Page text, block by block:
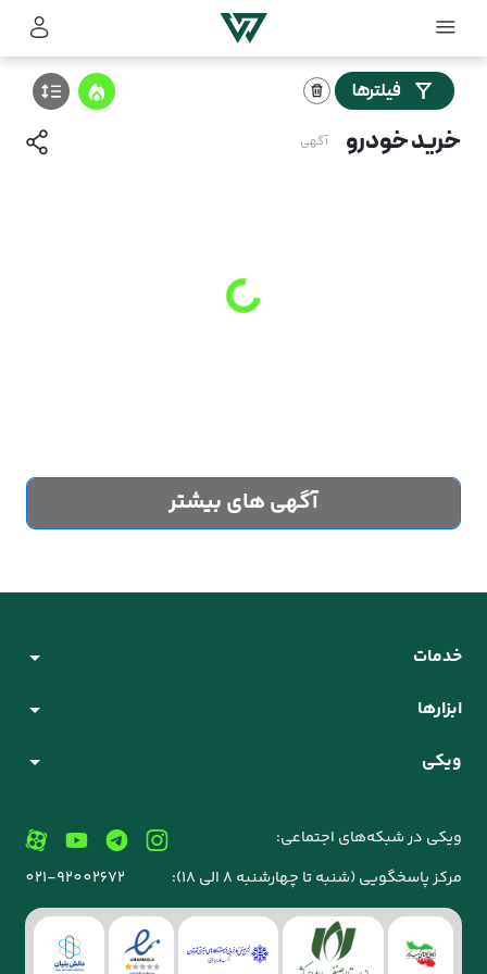
فیلترها
خرید خودرو آگهی
...
آگهی های بیشتر
خدمات
ابزارها
ویکی
ویکی در شبکه‌های اجتماعی:
مرکز پاسخگویی (شنبه تا چهارشنبه 8 الی 18):
021-92002672